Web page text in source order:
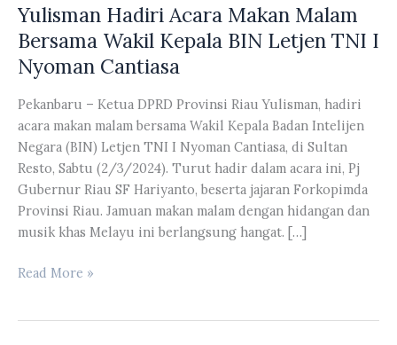
Yulisman Hadiri Acara Makan Malam
Bersama Wakil Kepala BIN Letjen TNI I
Nyoman Cantiasa
Pekanbaru – Ketua DPRD Provinsi Riau Yulisman, hadiri
acara makan malam bersama Wakil Kepala Badan Intelijen
Negara (BIN) Letjen TNI I Nyoman Cantiasa, di Sultan
Resto, Sabtu (2/3/2024). Turut hadir dalam acara ini, Pj
Gubernur Riau SF Hariyanto, beserta jajaran Forkopimda
Provinsi Riau. Jamuan makan malam dengan hidangan dan
musik khas Melayu ini berlangsung hangat. […]
Yulisman
Read More »